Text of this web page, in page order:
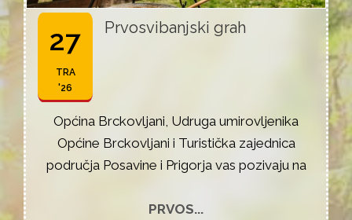
27
TRA
'26
Prvosvibanjski grah
Općina Brckovljani, Udruga umirovljenika
Općine Brckovljani i Turistička zajednica
područja Posavine i Prigorja vas pozivaju na
PRVOS...